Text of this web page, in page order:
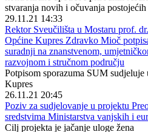
stvaranja novih i očuvanja postojećih
29.11.21 14:33
Rektor Sveučilišta u Mostaru prof.
Općine Kupres Zdravko Mioč
suradnji na znanstvenom,
razvojnom i stručnom području
Potpisom sporazuma SUM
Kupres
26.11.21 20:45
Poziv za sudjelovanje u projektu
sredstvima Ministarstva vanjskih i
Cilj projekta je jačanje uloge žena